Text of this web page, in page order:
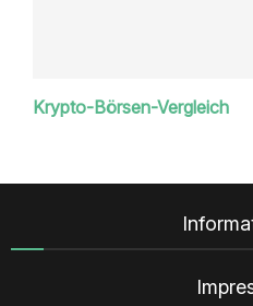
Krypto-Börsen-Vergleich